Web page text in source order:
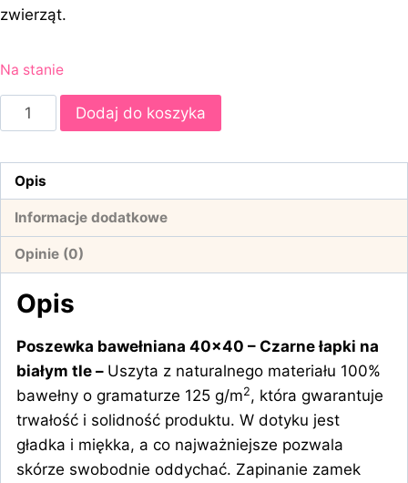
zwierząt.
Na stanie
Dodaj do koszyka
Opis
Informacje dodatkowe
Opinie (0)
Opis
Poszewka bawełniana 40×40 – Czarne łapki na
białym tle – Uszyta z naturalnego materiału 100%
bawełny o gramaturze 125 g/m2, która gwarantuje
trwałość i solidność produktu. W dotyku jest
gładka i miękka, a co najważniejsze pozwala
skórze swobodnie oddychać. Zapinanie zamek